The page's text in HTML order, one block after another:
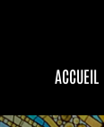
ACCUEIL